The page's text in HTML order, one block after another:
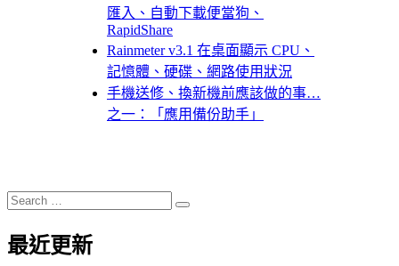
匯入、自動下載便當狗、
RapidShare
Rainmeter v3.1 在桌面顯示 CPU、
記憶體、硬碟、網路使用狀況
手機送修、換新機前應該做的事…
之一：「應用備份助手」
Search
for:
Search
最近更新